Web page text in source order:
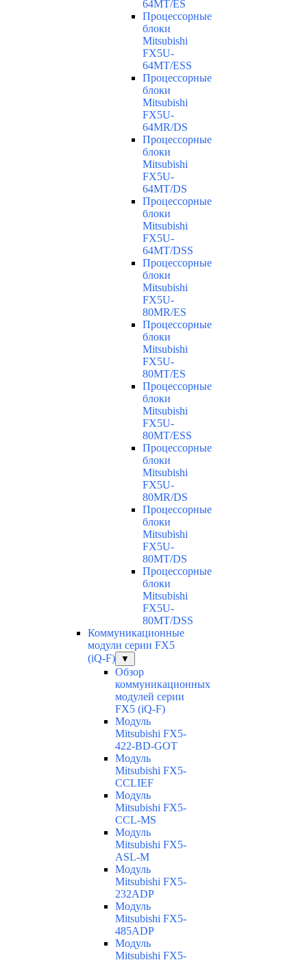
64MT/ES
Процессорные
блоки
Mitsubishi
FX5U-
64MT/ESS
Процессорные
блоки
Mitsubishi
FX5U-
64MR/DS
Процессорные
блоки
Mitsubishi
FX5U-
64MT/DS
Процессорные
блоки
Mitsubishi
FX5U-
64MT/DSS
Процессорные
блоки
Mitsubishi
FX5U-
80MR/ES
Процессорные
блоки
Mitsubishi
FX5U-
80MT/ES
Процессорные
блоки
Mitsubishi
FX5U-
80MT/ESS
Процессорные
блоки
Mitsubishi
FX5U-
80MR/DS
Процессорные
блоки
Mitsubishi
FX5U-
80MT/DS
Процессорные
блоки
Mitsubishi
FX5U-
80MT/DSS
Коммуникационные
модули серии FX5
(iQ-F)
▼
Обзор
коммуникационных
модулей серии
FX5 (iQ-F)
Модуль
Mitsubishi FX5-
422-BD-GOT
Модуль
Mitsubishi FX5-
CCLIEF
Модуль
Mitsubishi FX5-
CCL-MS
Модуль
Mitsubishi FX5-
ASL-M
Модуль
Mitsubishi FX5-
232ADP
Модуль
Mitsubishi FX5-
485ADP
Модуль
Mitsubishi FX5-